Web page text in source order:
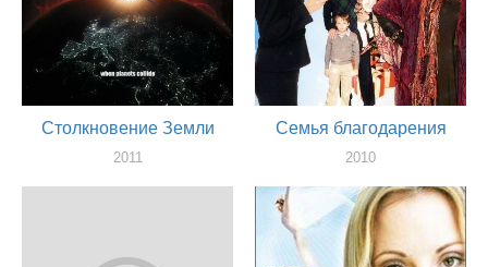
Столкновение Земли
2011
Семья благодарения
2010